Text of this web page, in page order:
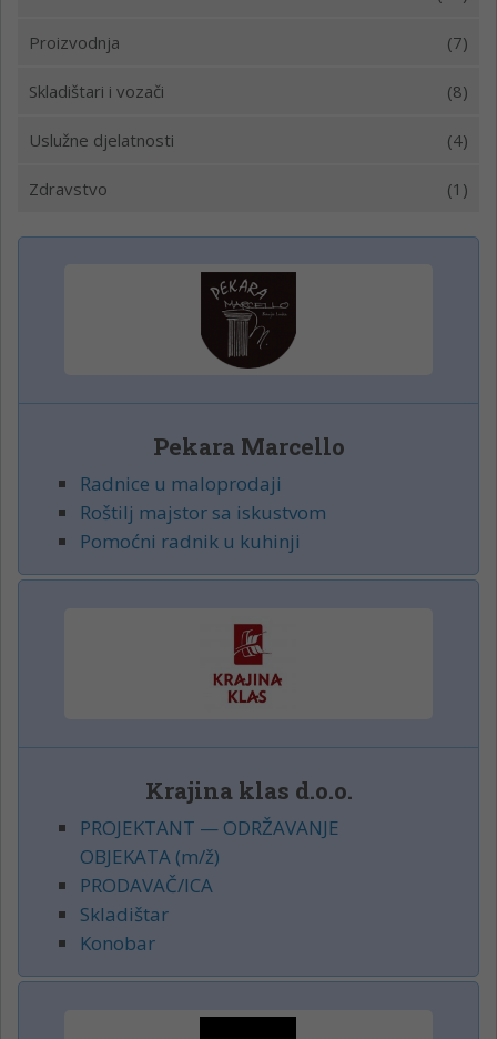
Proizvodnja (7)
Skladištari i vozači (8)
Uslužne djelatnosti (4)
Zdravstvo (1)
Pekara Marcello
Radnice u maloprodaji
Roštilj majstor sa iskustvom
Pomoćni radnik u kuhinji
Krajina klas d.o.o.
PROJEKTANT — ODRŽAVANJE
OBJEKATA (m/ž)
PRODAVAČ/ICA
Skladištar
Konobar